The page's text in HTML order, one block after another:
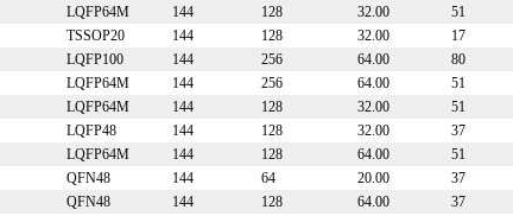
LQFP64M 144 128 32.00 51
TSSOP20 144 128 32.00 17
LQFP100 144 256 64.00 80
LQFP64M 144 256 64.00 51
LQFP64M 144 128 32.00 51
LQFP48 144 128 32.00 37
LQFP64M 144 128 64.00 51
QFN48 144 64 20.00 37
QFN48 144 128 64.00 37